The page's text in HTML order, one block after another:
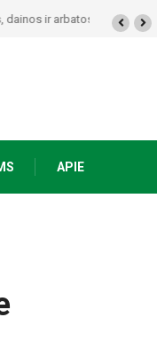
ir arbatos puodelių šiluma
APIE